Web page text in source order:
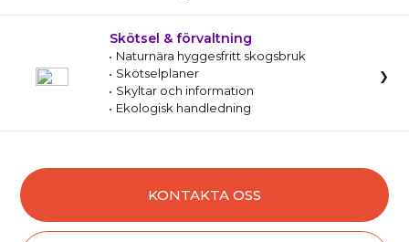
Skötsel & förvaltning
Naturnära hyggesfritt skogsbruk
Skötselplaner
Skyltar och information
Ekologisk handledning
KONTAKTA OSS